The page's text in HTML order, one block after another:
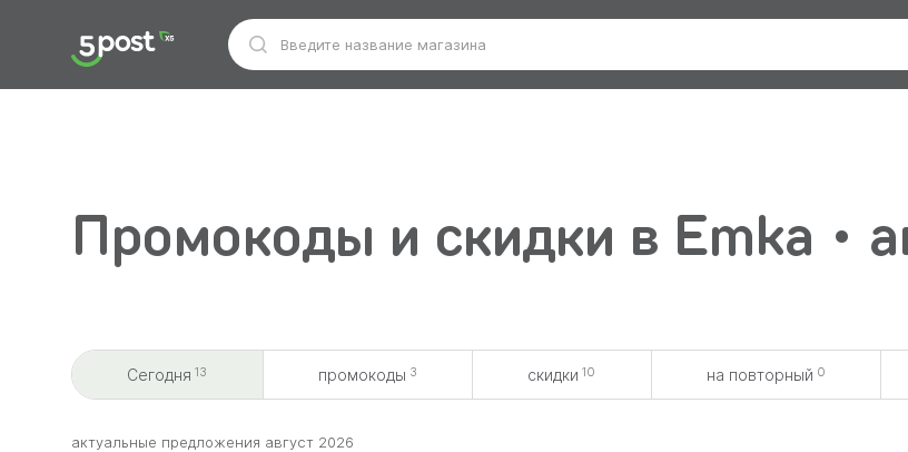
Промокоды и скидки в Emka •
Сегодня 13 промокоды 3 скидки 10 на повторный 0
aктуальные предложения август 2026